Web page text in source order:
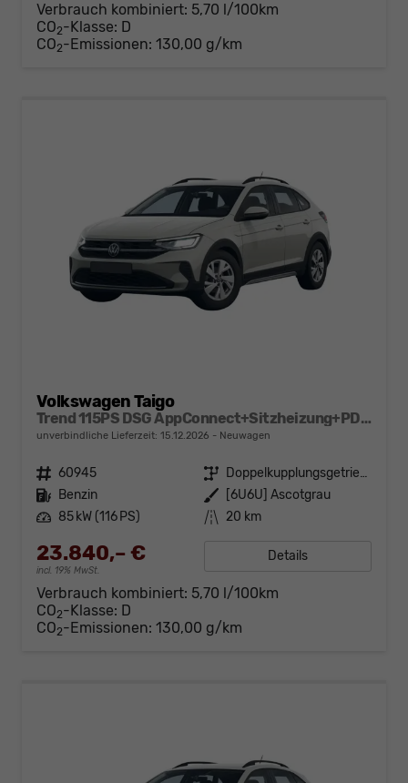
Verbrauch kombiniert: 5,70 l/100km
CO2-Klasse: D
CO2-Emissionen: 130,00 g/km
Volkswagen Taigo
Trend 115PS DSG AppConnect+Sitzheizung+PDC+Alu16+LED+DAB+FrontAssist
unverbindliche Lieferzeit: 15.12.2026 Neuwagen
Fahrzeugnr. 60945 Getriebe
Doppelkupplungsgetriebe (DSG)
Kraftstoff Benzin Außenfarbe
[6U6U] Ascotgrau
Leistung 85 kW (116 PS) Kilometerstand 20 km
23.840,– €
incl. 19% MwSt.
Details
Verbrauch kombiniert: 5,70 l/100km
CO2-Klasse: D
CO2-Emissionen: 130,00 g/km